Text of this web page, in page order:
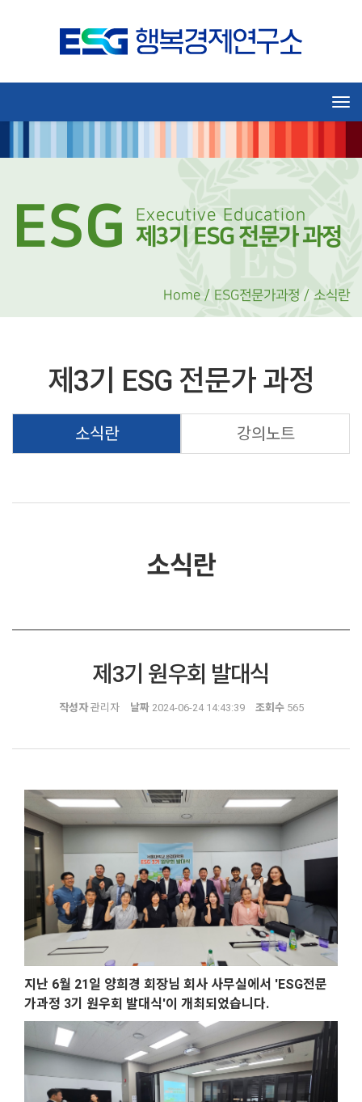
ESG Executive Education
제3기 ESG 전문가 과정
Home / ESG전문가과정 / 소식란
제3기 ESG 전문가 과정
소식란 강의노트
소식란
제3기 원우회 발대식
작성자관리자 날짜2024-06-24 14:43:39 조회수565
지난 6월 21일 양희경 회장님 회사 사무실에서 'ESG전문
가과정 3기 원우회 발대식'이 개최되었습니다.